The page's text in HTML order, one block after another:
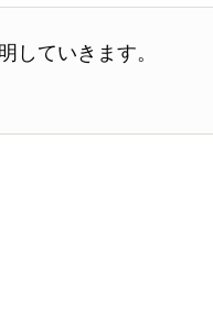
していきます。